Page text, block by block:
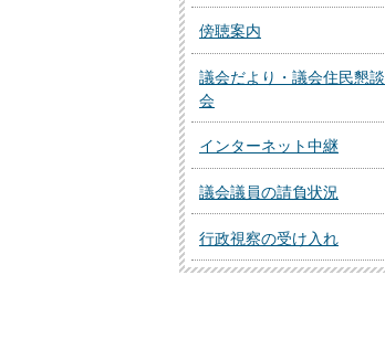
傍聴案内
議会だより・議会住民懇談
会
インターネット中継
議会議員の請負状況
行政視察の受け入れ